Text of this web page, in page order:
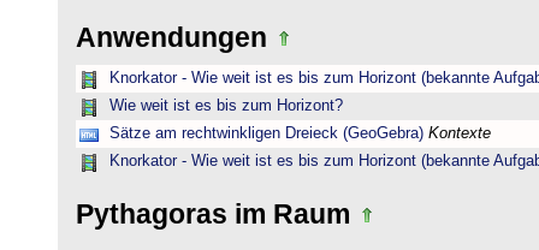
Anwendungen
Knorkator - Wie weit ist es bis zum Horizont (bekannte
Wie weit ist es bis zum Horizont?
Sätze am rechtwinkligen Dreieck (GeoGebra) Kontexte
Knorkator - Wie weit ist es bis zum Horizont (bekannte
Pythagoras im Raum